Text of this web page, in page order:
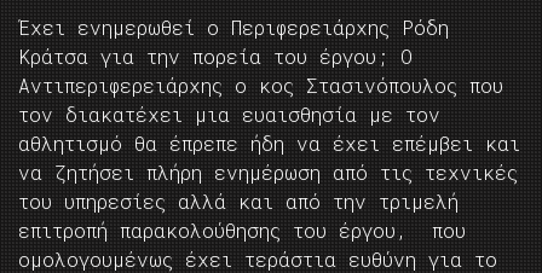
Έχει ενημερωθεί ο Περιφερειάρχης Ρόδη
Κράτσα για την πορεία του έργου; Ο
Αντιπεριφερειάρχης ο κος Στασινόπουλος που
τον διακατέχει μια ευαισθησία με τον
αθλητισμό θα έπρεπε ήδη να έχει επέμβει και
να ζητήσει πλήρη ενημέρωση από τις τεχνικές
του υπηρεσίες αλλά και από την τριμελή
επιτροπή παρακολούθησης του έργου, που
ομολογουμένως έχει τεράστια ευθύνη για το